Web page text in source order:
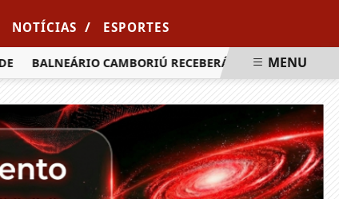
NOTÍCIAS / ESPORTES
BALNEÁRIO CAMBORIÚ RECEBERÁ MAIS DE 120MENU